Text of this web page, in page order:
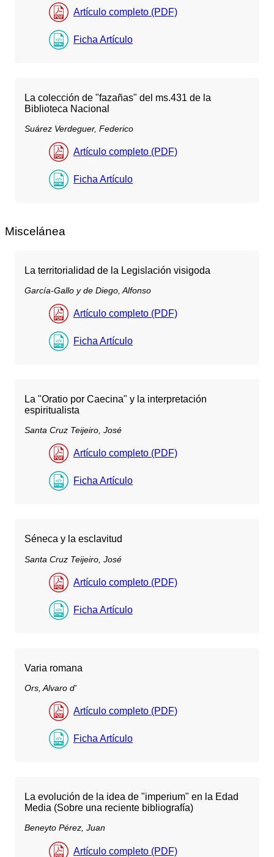
Artículo completo (PDF)
Ficha Artículo
La colección de "fazañas" del ms.431 de la
Biblioteca Nacional
Suárez Verdeguer, Federico
Artículo completo (PDF)
Ficha Artículo
Miscelánea
La territorialidad de la Legislación visigoda
García-Gallo y de Diego, Alfonso
Artículo completo (PDF)
Ficha Artículo
La "Oratio por Caecina" y la interpretación
espiritualista
Santa Cruz Teijeiro, José
Artículo completo (PDF)
Ficha Artículo
Séneca y la esclavitud
Santa Cruz Teijeiro, José
Artículo completo (PDF)
Ficha Artículo
Varia romana
Ors, Alvaro d'
Artículo completo (PDF)
Ficha Artículo
La evolución de la idea de "imperium" en la Edad
Media (Sobre una reciente bibliografía)
Beneyto Pérez, Juan
Artículo completo (PDF)